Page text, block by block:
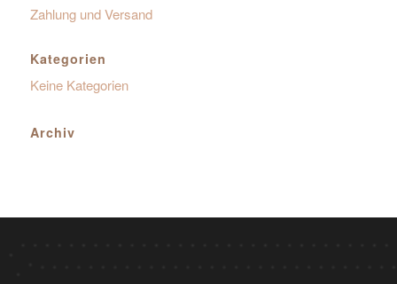
Zahlung und Versand
Kategorien
Keine Kategorien
Archiv